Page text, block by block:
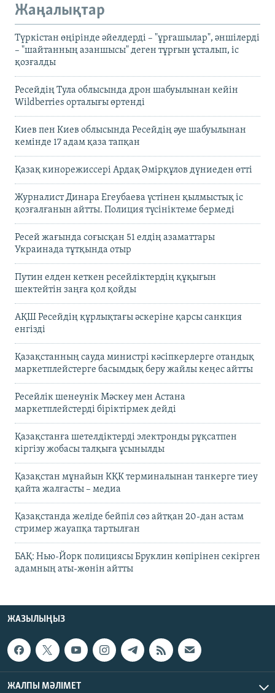
Жаңалықтар
Түркістан өңірінде әйелдерді – "ұрғашылар", әншілерді
– "шайтанның азаншысы" деген тұрғын ұсталып, іс
қозғалды
Ресейдің Тула облысында дрон шабуылынан кейін
Wildberries орталығы өртенді
Киев пен Киев облысында Ресейдің әуе шабуылынан
кемінде 17 адам қаза тапқан
Қазақ кинорежиссері Ардақ Әмірқұлов дүниеден өтті
Журналист Динара Егеубаева үстінен қылмыстық іс
қозғалғанын айтты. Полиция түсініктеме бермеді
Ресей жағында соғысқан 51 елдің азаматтары
Украинада тұтқында отыр
Путин елден кеткен ресейліктердің құқығын
шектейтін заңға қол қойды
АҚШ Ресейдің құрлықтағы әскеріне қарсы санкция
енгізді
Қазақстанның сауда министрі кәсіпкерлерге отандық
маркетплейстерге басымдық беру жайлы кеңес айтты
Ресейлік шенеунік Мәскеу мен Астана
маркетплейстерді біріктірмек дейді
Қазақстанға шетелдіктерді электронды рұқсатпен
кіргізу жобасы талқыға ұсынылды
Қазақстан мұнайын КҚК терминалынан танкерге тиеу
қайта жалғасты – медиа
Қазақстанда желіде бейпіл сөз айтқан 20-дан астам
стример жауапқа тартылған
БАҚ: Нью-Йорк полициясы Бруклин көпірінен секірген
адамның аты-жөнін айтты
ЖАЗЫЛЫҢЫЗ
ЖАЛПЫ МӘЛІМЕТ